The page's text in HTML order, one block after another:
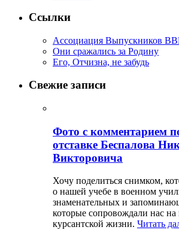
Ссылки
Ассоциация Выпускников
Они сражались за Родину
Его, Отчизна, не забудь
Свежие записи
Фото с комментарием
отставке Беспалова
Викторовича
Хочу поделиться снимком,
о нашей учебе в военном
знаменательных и
которые сопровождали нас
курсантской жизни. Читать